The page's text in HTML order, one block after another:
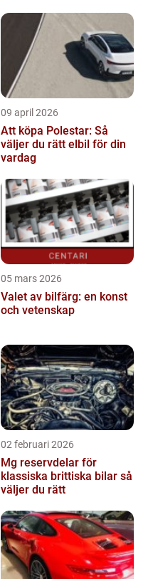
09 april 2026
Att köpa Polestar: Så
väljer du rätt elbil för din
vardag
05 mars 2026
Valet av bilfärg: en konst
och vetenskap
02 februari 2026
Mg reservdelar för
klassiska brittiska bilar så
väljer du rätt